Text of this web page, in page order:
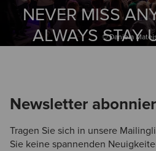
NEVER MISS
ALWAYS STAY
© Daniela
Newsletter
Tragen Sie sich in unsere
Sie keine spannenden